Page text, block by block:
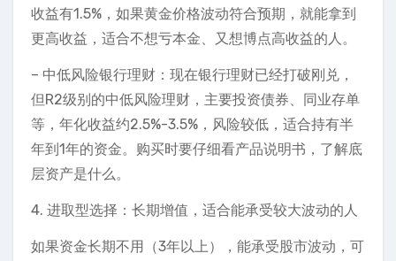
收益有1.5%，如果黄金价格波动符合预期，就能拿到
更高收益，适合不想亏本金、又想博点高收益的人。
– 中低风险银行理财：现在银行理财已经打破刚兑，
但R2级别的中低风险理财，主要投资债券、同业存单
等，年化收益约2.5%-3.5%，风险较低，适合持有半
年到1年的资金。购买时要仔细看产品说明书，了解底
层资产是什么。
4. 进取型选择：长期增值，适合能承受较大波动的人
如果资金长期不用（3年以上），能承受股市波动，可